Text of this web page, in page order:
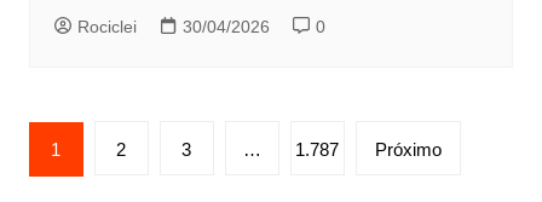
Rociclei 30/04/2026 0
Paginação
de
1 2 3 … 1.787 Próximo